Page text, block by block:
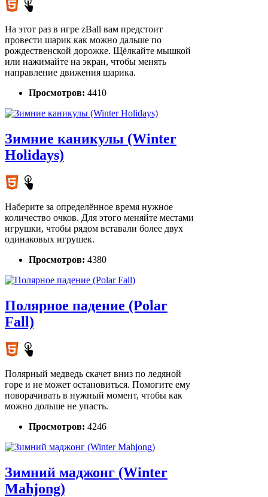
На этот раз в игре zBall вам предстоит
провести шарик как можно дальше по
рождественской дорожке. Щёлкайте мышкой
или нажимайте на экран, чтобы менять
направление движения шарика.
Просмотров: 4410
Зимние каникулы (Winter
Holidays)
Наберите за определённое время нужное
количество очков. Для этого меняйте местами
игрушки, чтобы рядом вставали более двух
одинаковых игрушек.
Просмотров: 4380
Полярное падение (Polar
Fall)
Полярный медведь скачет вниз по ледяной
горе и не может остановиться. Помогите ему
поворачивать в нужный момент, чтобы как
можно дольше не упасть.
Просмотров: 4246
Зимний маджонг (Winter
Mahjong)